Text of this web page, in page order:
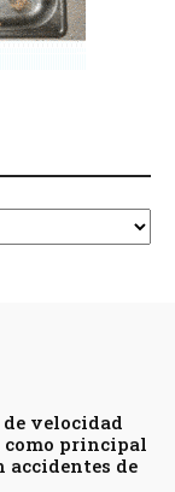
de velocidad
como principal
accidentes de